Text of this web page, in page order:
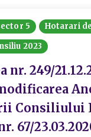
5
Hotarari
2023
nr. 249/
Consiliului
67/